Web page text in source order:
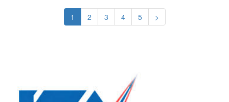
1 (current)
2 3 4 5 >